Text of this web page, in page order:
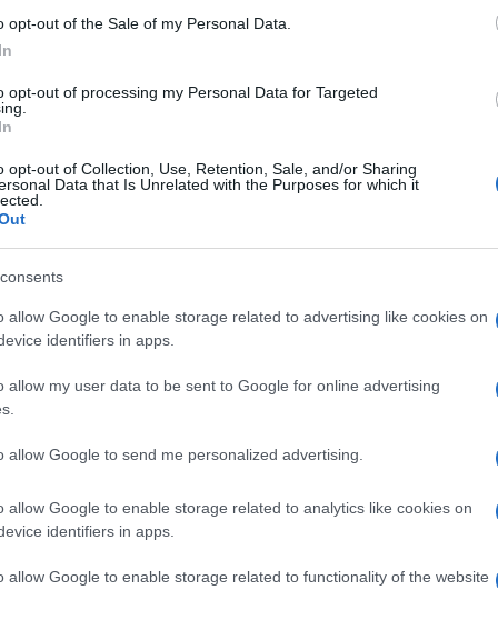
opt-out of the Sale of my Personal Data.
opt-out of processing my Personal Data for Targeted
opt-out of Collection, Use, Retention, Sale, and/or Sharing
Data that Is Unrelated with the Purposes for which it
allow Google to enable storage related to advertising like cookies on
identifiers in apps.
allow my user data to be sent to Google for online advertising
allow Google to send me personalized advertising.
allow Google to enable storage related to analytics like cookies on
identifiers in apps.
allow Google to enable storage related to functionality of the website
oscurata dai fenomeni suddetti. E’
spesso ondate emotive che risultano
resistere alla loro potenza.
al sottoscritto – quando si parla del caso
che sta spopolando sui
e potenti vari.
e ad esso vanno riconosciuti meriti
la riflessione sull’ambiente naturale
dal progresso scientifico e
nel corso degli ultimi secoli.
può facilmente prendere pieghe
e se le emozioni prevalgono in
si sposa in pieno, senza un minimo di
cui i mutamenti climatici sono